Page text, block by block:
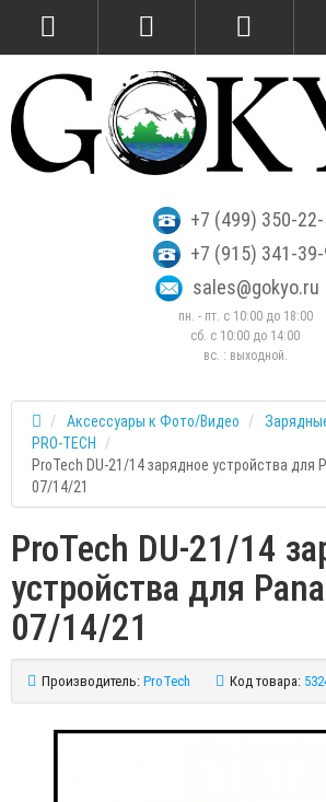
+7 (499) 350-22-
+7 (915) 341-
пн. - пт. с 10:00 до 18:00
сб. c 10:00 до 14:00
вс. : выходной.
Аксессуары к Фото/Видео
PRO-TECH
ProTech DU-21/14 зарядное устройства для
07/14/21
ProTech DU-21/14
устройства для
07/14/21
Производитель: ProTech Код товара: